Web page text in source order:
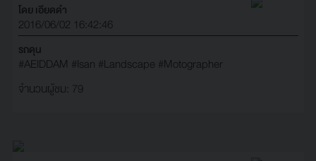
โดย เอียดดำ
2016/06/02 16:42:46
รถดุน
#AEIDDAM #Isan #Landscape #Motographer
จำนวนผู้ชม: 79